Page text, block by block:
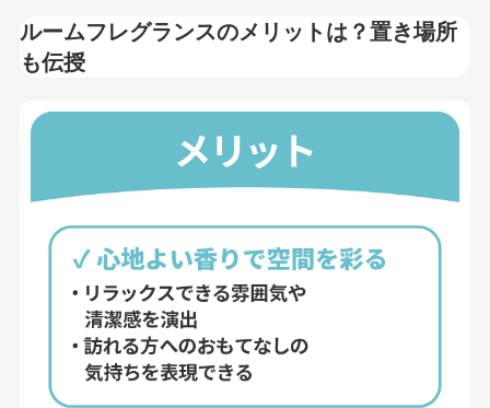
ルームフレグランスのメリットは？置き場所
も伝授